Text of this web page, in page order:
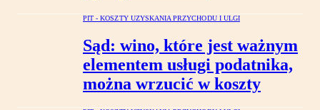
PIT - KOSZTY UZYSKANIA PRZYCHODU I ULGI
Sąd: wino, które jest ważnym
elementem usługi podatnika,
można wrzucić w koszty